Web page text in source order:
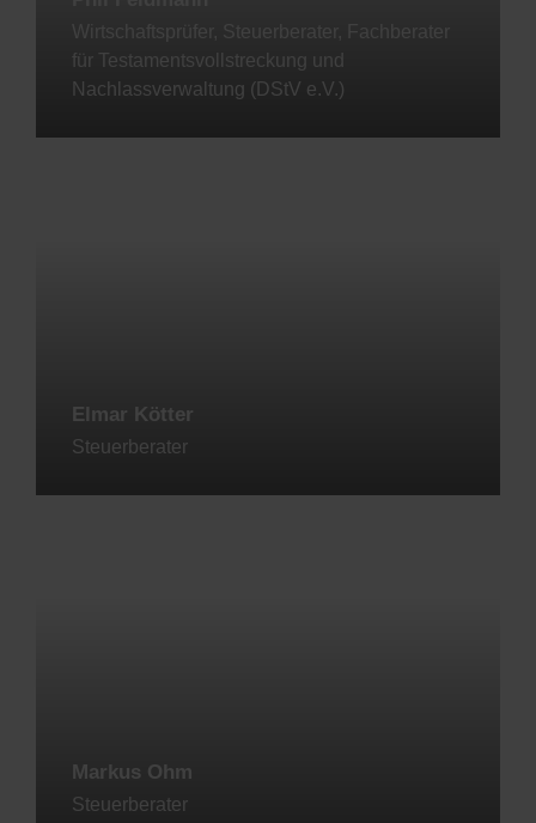
für Testamentsvollstreckung und
Nachlassverwaltung (DStV e.V.)
Jetzt kontaktieren
Elmar Kötter
Steuerberater
Jetzt kontaktieren
Markus Ohm
Steuerberater